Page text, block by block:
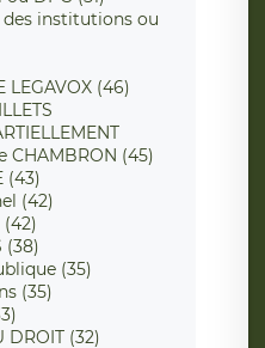
institutions ou
LEGAVOX (46)
CHAMBRON (45)
(43)
(42)
(38)
(35)
(35)
DROIT (32)